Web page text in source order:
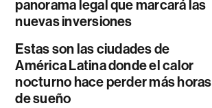
panorama legal que marcará las
nuevas inversiones
Estas son las ciudades de
América Latina donde el calor
nocturno hace perder más horas
de sueño